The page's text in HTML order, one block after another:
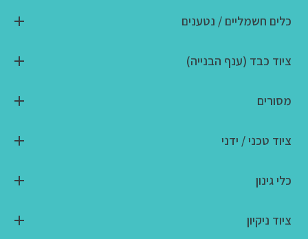
כלים חשמליים / נטענים
ציוד כבד (ענף הבנייה)
מסורים
ציוד טכני / ידני
כלי גינון
ציוד ניקיון